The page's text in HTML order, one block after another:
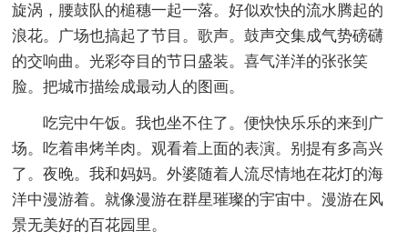
旋涡，腰鼓队的槌穗一起一落。好似欢快的流水腾起的
浪花。广场也搞起了节目。歌声。鼓声交集成气势磅礴
的交响曲。光彩夺目的节日盛装。喜气洋洋的张张笑
脸。把城市描绘成最动人的图画。
吃完中午饭。我也坐不住了。便快快乐乐的来到广
场。吃着串烤羊肉。观看着上面的表演。别提有多高兴
了。夜晚。我和妈妈。外婆随着人流尽情地在花灯的海
洋中漫游着。就像漫游在群星璀璨的宇宙中。漫游在风
景无美好的百花园里。